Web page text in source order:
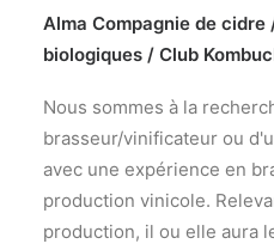
Alma Compagnie de cidre
biologiques / Club
Nous sommes à la
brasseur/vinificateur ou
avec une expérience en
production vinicole.
production, il ou elle aura